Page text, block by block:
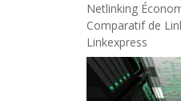
Netlinking
Comparatif de
Linkexpress